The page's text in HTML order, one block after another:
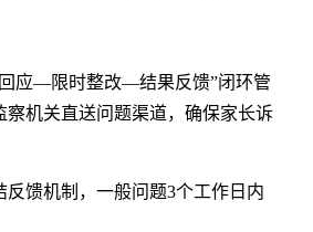
应—限时整改—结果反馈”闭环管
机关直送问题渠道，确保家长诉
馈机制，一般问题3个工作日内